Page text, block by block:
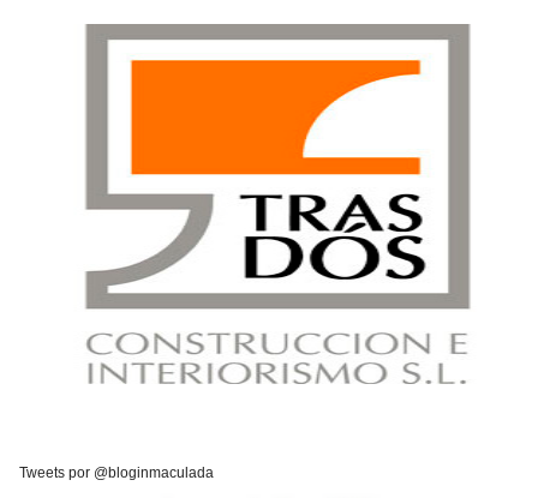
Tweets por @bloginmaculada